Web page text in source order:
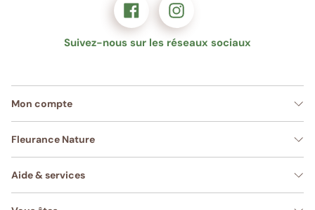
Suivez-nous sur les réseaux sociaux
Mon compte
Fleurance Nature
Aide & services